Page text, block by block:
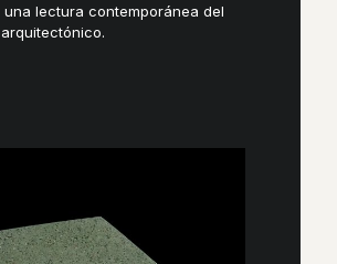
una lectura contemporánea del